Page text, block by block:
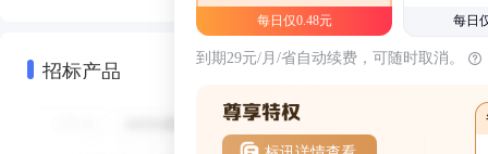
招标产品
每日仅0.48元 每日
到期29元/月/省自动续费，可随时取消。